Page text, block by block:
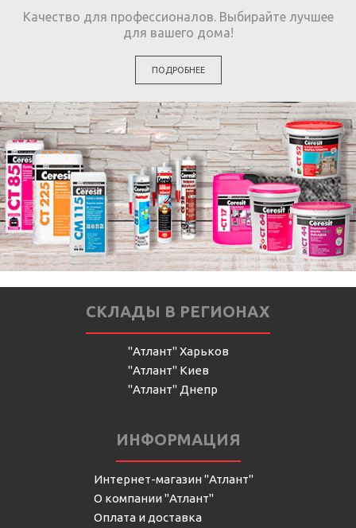
Качество для профессионалов. Выбирайте лучшее
для вашего дома!
ПОДРОБНЕЕ
СКЛАДЫ В РЕГИОНАХ
"Атлант" Харьков
"Атлант" Киев
"Атлант" Днепр
ИНФОРМАЦИЯ
Интернет-магазин "Атлант"
О компании "Атлант"
Оплата и доставка